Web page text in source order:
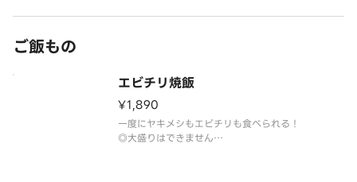
ご飯もの
エビチリ焼飯
¥1,890
一度にヤキメシもエビチリも食べられる！
◎大盛りはできません